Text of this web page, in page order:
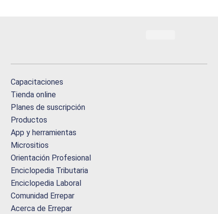
Capacitaciones
Tienda online
Planes de suscripción
Productos
App y herramientas
Micrositios
Orientación Profesional
Enciclopedia Tributaria
Enciclopedia Laboral
Comunidad Errepar
Acerca de Errepar